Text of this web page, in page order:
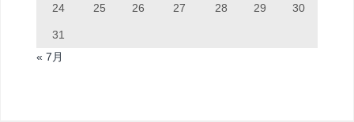
24 25 26 27 28 29 30
31
« 7月